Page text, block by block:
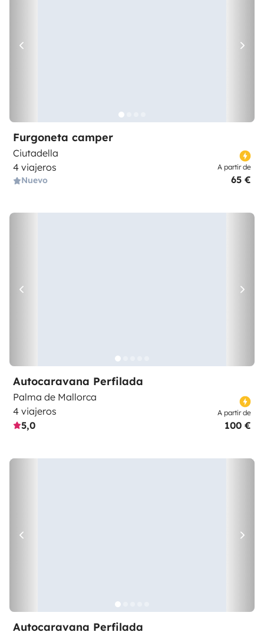
Furgoneta camper
Ciutadella
4 viajeros
Nuevo
A partir de
65 €
Autocaravana Perfilada
Palma de Mallorca
4 viajeros
5,0
A partir de
100 €
Autocaravana Perfilada